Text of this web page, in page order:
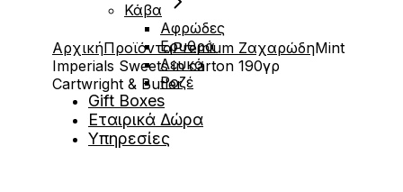
Κάβα
Αφρώδες
Ερυθρά
Λευκά
Ροζέ
Gift Boxes
Εταιρικά Δώρα
Υπηρεσίες
ΑρχικήΠροϊόνταPremium ΖαχαρώδηMint
Imperials Sweets in carton 190γρ
Cartwright & Butler